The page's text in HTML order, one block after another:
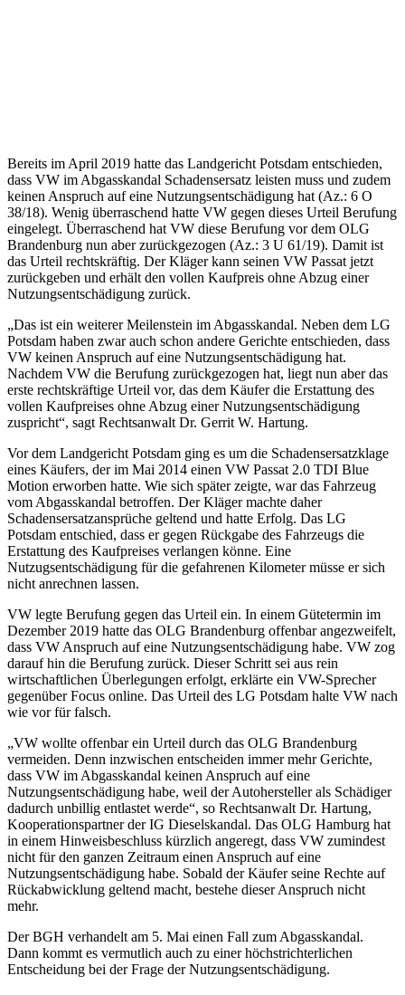
Bereits im April 2019 hatte das Landgericht Potsdam entschieden,
dass VW im Abgasskandal Schadensersatz leisten muss und zudem
keinen Anspruch auf eine Nutzungsentschädigung hat (Az.: 6 O
38/18). Wenig überraschend hatte VW gegen dieses Urteil Berufung
eingelegt. Überraschend hat VW diese Berufung vor dem OLG
Brandenburg nun aber zurückgezogen (Az.: 3 U 61/19). Damit ist
das Urteil rechtskräftig. Der Kläger kann seinen VW Passat jetzt
zurückgeben und erhält den vollen Kaufpreis ohne Abzug einer
Nutzungsentschädigung zurück.
„Das ist ein weiterer Meilenstein im Abgasskandal. Neben dem LG
Potsdam haben zwar auch schon andere Gerichte entschieden, dass
VW keinen Anspruch auf eine Nutzungsentschädigung hat.
Nachdem VW die Berufung zurückgezogen hat, liegt nun aber das
erste rechtskräftige Urteil vor, das dem Käufer die Erstattung des
vollen Kaufpreises ohne Abzug einer Nutzungsentschädigung
zuspricht“, sagt Rechtsanwalt Dr. Gerrit W. Hartung.
Vor dem Landgericht Potsdam ging es um die Schadensersatzklage
eines Käufers, der im Mai 2014 einen VW Passat 2.0 TDI Blue
Motion erworben hatte. Wie sich später zeigte, war das Fahrzeug
vom Abgasskandal betroffen. Der Kläger machte daher
Schadensersatzansprüche geltend und hatte Erfolg. Das LG
Potsdam entschied, dass er gegen Rückgabe des Fahrzeugs die
Erstattung des Kaufpreises verlangen könne. Eine
Nutzugsentschädigung für die gefahrenen Kilometer müsse er sich
nicht anrechnen lassen.
VW legte Berufung gegen das Urteil ein. In einem Gütetermin im
Dezember 2019 hatte das OLG Brandenburg offenbar angezweifelt,
dass VW Anspruch auf eine Nutzungsentschädigung habe. VW zog
darauf hin die Berufung zurück. Dieser Schritt sei aus rein
wirtschaftlichen Überlegungen erfolgt, erklärte ein VW-Sprecher
gegenüber Focus online. Das Urteil des LG Potsdam halte VW nach
wie vor für falsch.
„VW wollte offenbar ein Urteil durch das OLG Brandenburg
vermeiden. Denn inzwischen entscheiden immer mehr Gerichte,
dass VW im Abgasskandal keinen Anspruch auf eine
Nutzungsentschädigung habe, weil der Autohersteller als Schädiger
dadurch unbillig entlastet werde“, so Rechtsanwalt Dr. Hartung,
Kooperationspartner der IG Dieselskandal. Das OLG Hamburg hat
in einem Hinweisbeschluss kürzlich angeregt, dass VW zumindest
nicht für den ganzen Zeitraum einen Anspruch auf eine
Nutzungsentschädigung habe. Sobald der Käufer seine Rechte auf
Rückabwicklung geltend macht, bestehe dieser Anspruch nicht
mehr.
Der BGH verhandelt am 5. Mai einen Fall zum Abgasskandal.
Dann kommt es vermutlich auch zu einer höchstrichterlichen
Entscheidung bei der Frage der Nutzungsentschädigung.